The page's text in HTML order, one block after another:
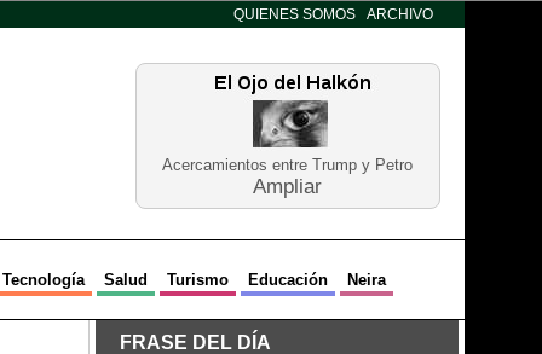
QUIENES SOMOS ARCHIVO
Acercamientos entre Trump y Petro
Ampliar
Tecnología Salud Turismo Educación Neira
FRASE DEL DÍA